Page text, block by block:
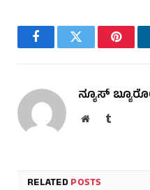
FacebookTwitter
ನ್ಯೂಸ್
WebsiteTumblr
RELATEDPOSTS